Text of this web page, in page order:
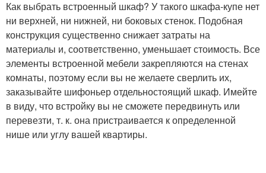
Как выбрать встроенный шкаф? У такого шкафа-купе нет
ни верхней, ни нижней, ни боковых стенок. Подобная
конструкция существенно снижает затраты на
материалы и, соответственно, уменьшает стоимость. Все
элементы встроенной мебели закрепляются на стенах
комнаты, поэтому если вы не желаете сверлить их,
заказывайте шифоньер отдельностоящий шкаф. Имейте
в виду, что встройку вы не сможете передвинуть или
перевезти, т. к. она пристраивается к определенной
нише или углу вашей квартиры.